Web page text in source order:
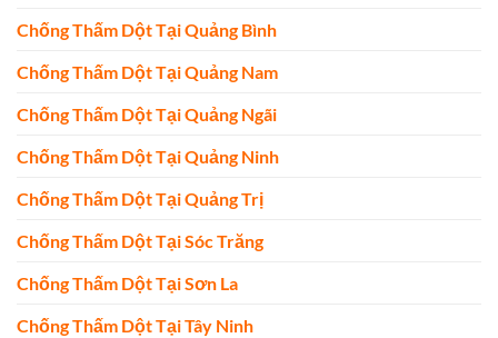
Chống Thấm Dột Tại Quảng Bình
Chống Thấm Dột Tại Quảng Nam
Chống Thấm Dột Tại Quảng Ngãi
Chống Thấm Dột Tại Quảng Ninh
Chống Thấm Dột Tại Quảng Trị
Chống Thấm Dột Tại Sóc Trăng
Chống Thấm Dột Tại Sơn La
Chống Thấm Dột Tại Tây Ninh